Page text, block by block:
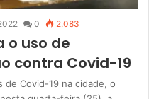
0 2.083
o uso de
contra Covid-19
de Covid-19 na cidade, o